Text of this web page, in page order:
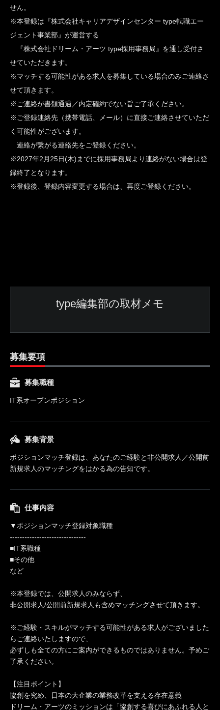
せん。
※本登録は『株式会社キャリアデザインセンター type転職エー
ジェント事業部』が運営する
『株式会社ドリーム・アーツ type採用事務局』を通し受付さ
せていただきます。
※マッチする可能性がある求人を募集している場合のみご連絡さ
せて頂きます。
※ご連絡が書類通過／内定確約でない旨ご了承ください。
※ご登録連絡先（携帯電話、メール）に直接ご連絡させていただ
く可能性がございます。
連絡が繋がる連絡先をご登録ください。
※2027年2月25日(木)までに採用事務局より連絡がない場合は登
録終了となります。
※登録後、登録内容変更する場合は、再度ご登録ください。
type編集部の取材メモ
募集要項
募集職種
IT系オープンポジション
募集背景
ポジションマッチ登録は、あなたのご経験と非公開求人／公開前
新規求人のマッチングをはかる為の告知です。
仕事内容
▼ポジションマッチ登録対象職種
-------------------------------
■IT系職種
■その他
など
※本登録では、公開求人のみならず、
非公開求人/公開前新規求人も含めマッチングさせて頂きます。
※ご経験・スキルがマッチする可能性がある求人がございました
らご連絡いたしますので、
必ずしも全ての方にご案内ができるものではありません。予めご
了承ください。
【注目ポイント】
協創を究め、日本の大企業の業務改革を支える存在意義
ドリーム・アーツのミッションは「協創する喜びにあふれる人と